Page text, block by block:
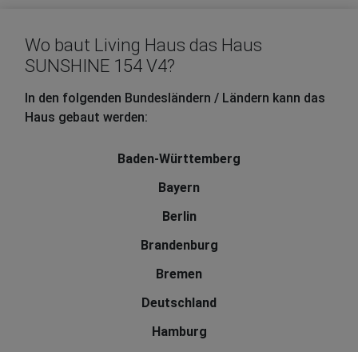
Wo baut Living Haus das Haus
SUNSHINE 154 V4?
In den folgenden Bundesländern / Ländern kann das
Haus gebaut werden:
Baden-Württemberg
Bayern
Berlin
Brandenburg
Bremen
Deutschland
Hamburg